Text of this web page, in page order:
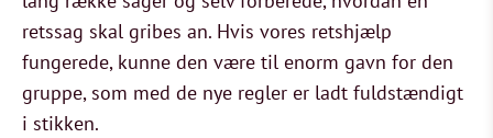
retssag skal gribes an. Hvis vores retshjælp
fungerede, kunne den være til enorm gavn for den
gruppe, som med de nye regler er ladt fuldstændigt
i stikken.